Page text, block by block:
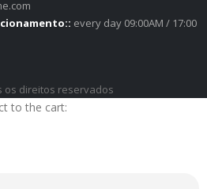
every day 09:00AM / 17:00
os direitos reservados
to the cart: